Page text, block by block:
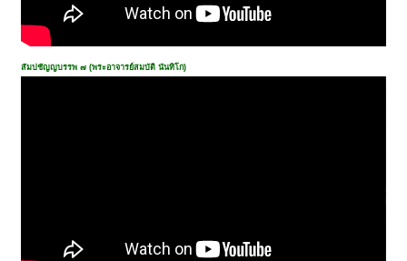
สัมปชัญญบรรพ ๗ (พระอาจารย์สมบัติ นันทิโก)